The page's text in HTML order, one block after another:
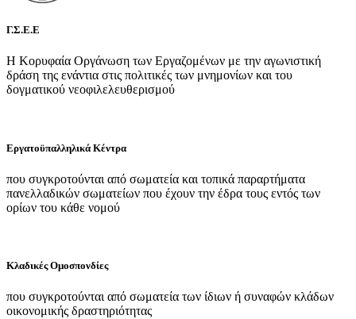
Γ.Σ.Ε.Ε
Η Κορυφαία Οργάνωση των Εργαζομένων με την αγωνιστική
δράση της ενάντια στις πολιτικές των μνημονίων και του
δογματικού νεοφιλελευθερισμού
Εργατοϋπαλληλικά Κέντρα
που συγκροτούνται από σωματεία και τοπικά παραρτήματα
πανελλαδικών σωματείων που έχουν την έδρα τους εντός των
ορίων του κάθε νομού
Κλαδικές Ομοσπονδίες
που συγκροτούνται από σωματεία των ίδιων ή συναφών κλάδων
οικονομικής δραστηριότητας